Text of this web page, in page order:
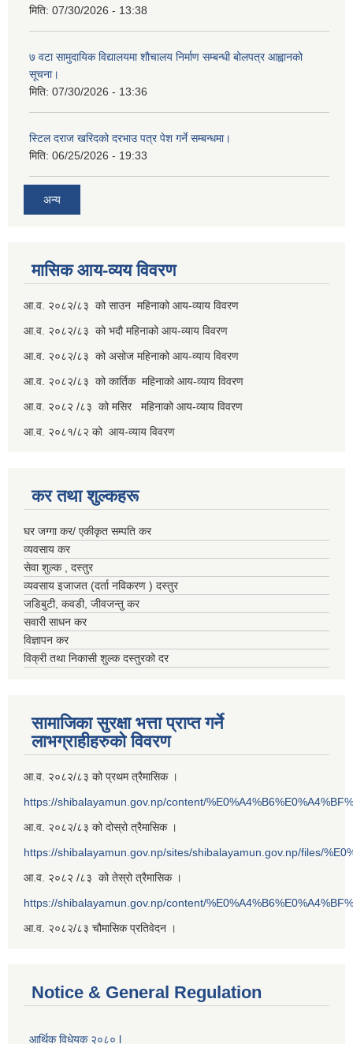
मिति: 07/30/2026 - 13:38
७ वटा सामुदायिक विद्यालयमा शौचालय निर्माण सम्बन्धी बोलपत्र आह्वानको
सूचना।
मिति: 07/30/2026 - 13:36
स्टिल दराज खरिदको दरभाउ पत्र पेश गर्ने सम्बन्धमा।
मिति: 06/25/2026 - 19:33
अन्य
मासिक आय-व्यय विवरण
आ.व. २०८२/८३ को साउन महिनाको आय-व्याय विवरण
आ.व. २०८२/८३ को भदौ महिनाको आय-व्याय विवरण
आ.व. २०८२/८३ को असोज महिनाको आय-व्याय विवरण
आ.व. २०८२/८३ को कार्तिक महिनाको आय-व्याय विवरण
आ.व. २०८२ /८३ को मसिर महिनाको आय-व्याय विवरण
आ.व. २०८१/८२ को आय-व्याय विवरण
कर तथा शुल्कहरू
घर जग्गा कर/ एकीकृत सम्पति कर
व्यवसाय कर
सेवा शुल्क , दस्तुर
व्यवसाय इजाजत (दर्ता नविकरण ) दस्तुर
जडिबुटी, कवडी, जीवजन्तु कर
सवारी साधन कर
विज्ञापन कर
विक्री तथा निकासी शुल्क दस्तुरको दर
सामाजिका सुरक्षा भत्ता प्राप्त गर्ने
लाभग्राहीहरुको विवरण
आ.व. २०८२/८३ को प्रथम त्रैमासिक ।
https://shibalayamun.gov.np/content/
आ.व. २०८२/८३ को दोस्रो त्रैमासिक ।
https://shibalayamun.gov.np/sites/shibalayamun.gov.np/files/
आ.व. २०८२ /८३ को तेस्रो त्रैमासिक ।
https://shibalayamun.gov.np/content/
आ.व. २०८२/८३ चौमासिक प्रतिवेदन ।
Notice & General Regulation
आर्थिक विधेयक २०८० l